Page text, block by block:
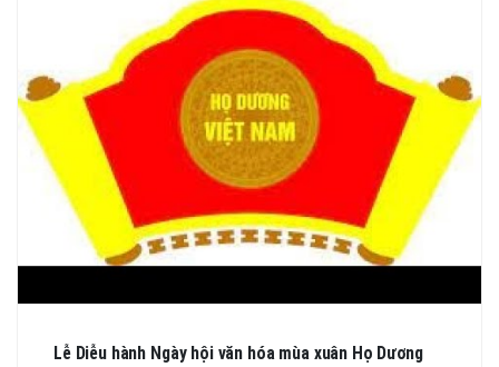
Lễ Diễu hành Ngày hội văn hóa mùa xuân Họ Dương